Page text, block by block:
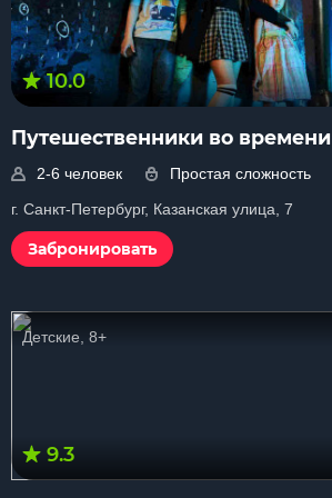
10.0
Путешественники во времени
2-6 человек
Простая сложность
г. Санкт-Петербург, Казанская улица, 7
Забронировать
Детские, 8+
9.3